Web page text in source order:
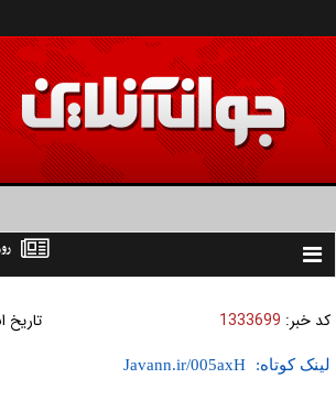
Toggle
کد خبر: 1333699 تاریخ
لینک کوتاه: